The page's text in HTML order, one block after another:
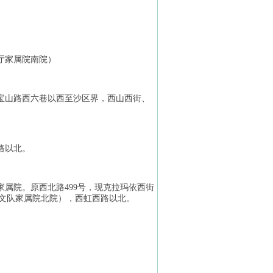
属院南院）
路西六巷以西至沙区界，西山西街、
北。
院。原西北路499号，现克拉玛依西街
家属院北院），西虹西路以北。